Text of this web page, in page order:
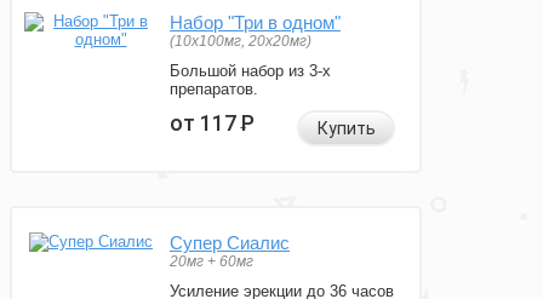
Набор "Три в одном"
(10x100мг, 20x20мг)
Большой набор из 3-х
препаратов.
от 117Р Купить
Супер Сиалис
20мг + 60мг
Усиление эрекции до 36 часов